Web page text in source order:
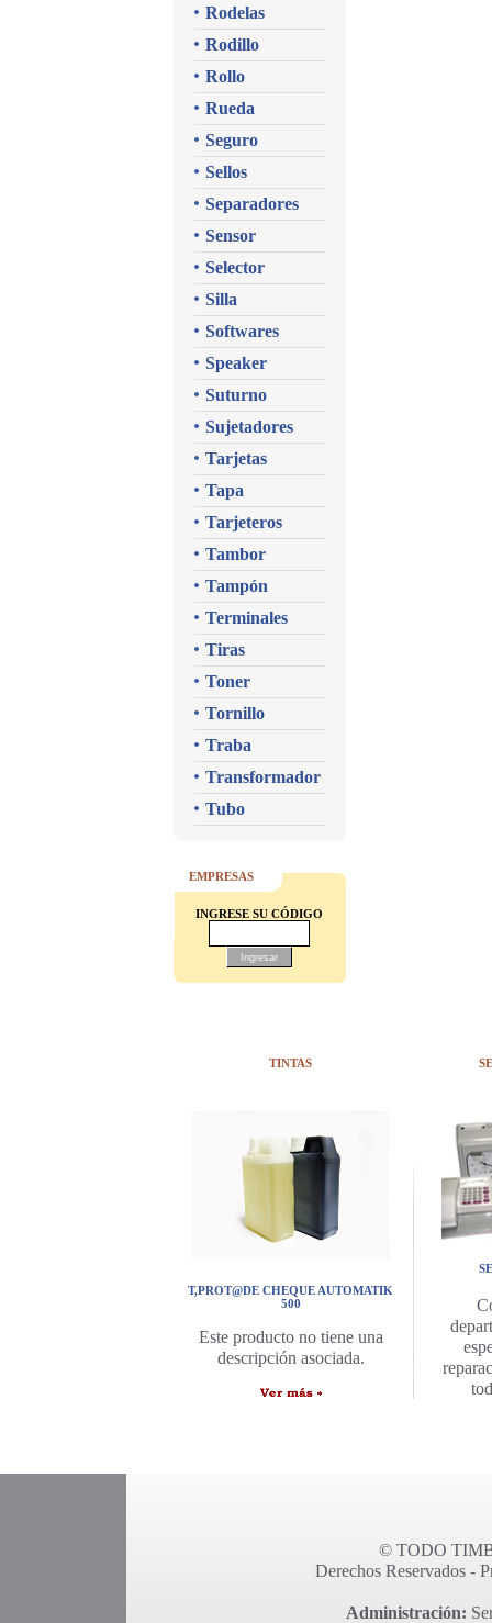
Rodelas
Rodillo
Rollo
Rueda
Seguro
Sellos
Separadores
Sensor
Selector
Silla
Softwares
Speaker
Suturno
Sujetadores
Tarjetas
Tapa
Tarjeteros
Tambor
Tampón
Terminales
Tiras
Toner
Tornillo
Traba
Transformador
Tubo
EMPRESAS
INGRESE SU CÓDIGO
TINTAS
T,PROT@DE CHEQUE AUTOMATIK
500
Este producto no tiene una
descripción asociada.
© TODO
Derechos Reservados -
Administración: